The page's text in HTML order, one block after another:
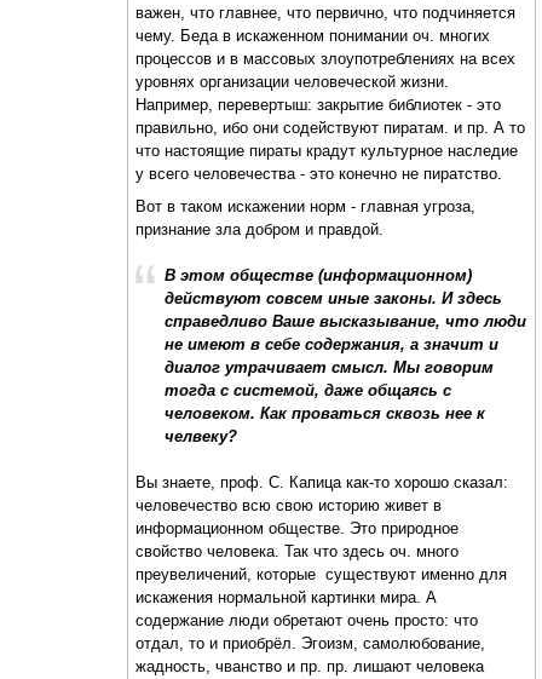
важен, что главнее, что первично, что подчиняется
чему. Беда в искаженном понимании оч. многих
процессов и в массовых злоупотреблениях на всех
уровнях организации человеческой жизни.
Например, перевертыш: закрытие библиотек - это
правильно, ибо они содействуют пиратам. и пр. А то
что настоящие пираты крадут культурное наследие
у всего человечества - это конечно не пиратство.
Вот в таком искажении норм - главная угроза,
признание зла добром и правдой.
В этом обществе (информационном)
действуют совсем иные законы. И здесь
справедливо Ваше высказывание, что люди
не имеют в себе содержания, а значит и
диалог утрачивает смысл. Мы говорим
тогда с системой, даже общаясь с
человеком. Как проваться сквозь нее к
челвеку?
Вы знаете, проф. С. Капица как-то хорошо сказал:
человечество всю свою историю живет в
информационном обществе. Это природное
свойство человека. Так что здесь оч. много
преувеличений, которые существуют именно для
искажения нормальной картинки мира. А
содержание люди обретают очень просто: что
отдал, то и приобрёл. Эгоизм, самолюбование,
жадность, чванство и пр. пр. лишают человека